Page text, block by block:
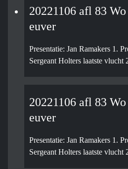
20221106 afl 83
euver
Presentatie: Jan Ramakers 1.
Sergeant Holters laatste vlucht
20221106 afl 83
euver
Presentatie: Jan Ramakers 1.
Sergeant Holters laatste vlucht